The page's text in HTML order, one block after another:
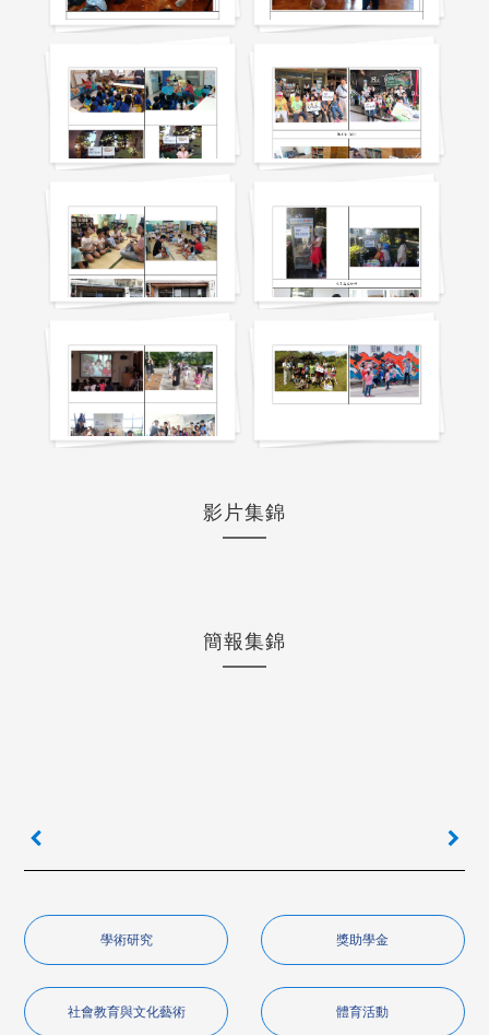
影片集錦
簡報集錦
學術研究 獎助學金
社會教育與文化藝術 體育活動